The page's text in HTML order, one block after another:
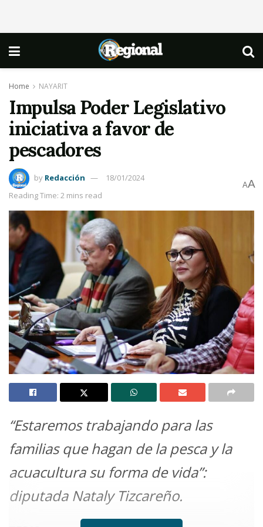
Home NAYARIT
Impulsa Poder Legislativo
iniciativa a favor de
pescadores
by Redacción
18/01/2024
Reading Time: 2 mins read
AA
“Estaremos trabajando para las
familias que hagan de la pesca y la
acuacultura su forma de vida”:
diputada Nataly Tizcareño.